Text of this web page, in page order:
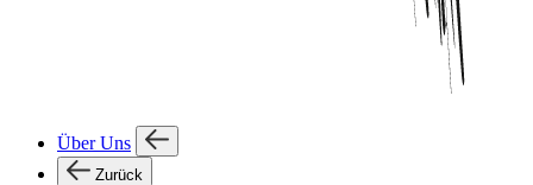
Über Uns
Zurück